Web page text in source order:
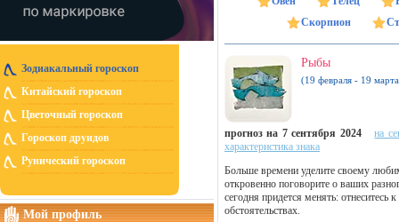
Зодиакальный гороскоп
Китайский гороскоп
Цветочный гороскоп
Гороскоп друидов
Рунический гороскоп
Мой профиль
Скорпион
Рыбы
(19 февраля - 19
прогноз на 7 сентября 2024
на
характеристика знака
Больше времени уделите своему
откровенно поговорите о ваших
сегодня придется менять:
обстоятельствах.